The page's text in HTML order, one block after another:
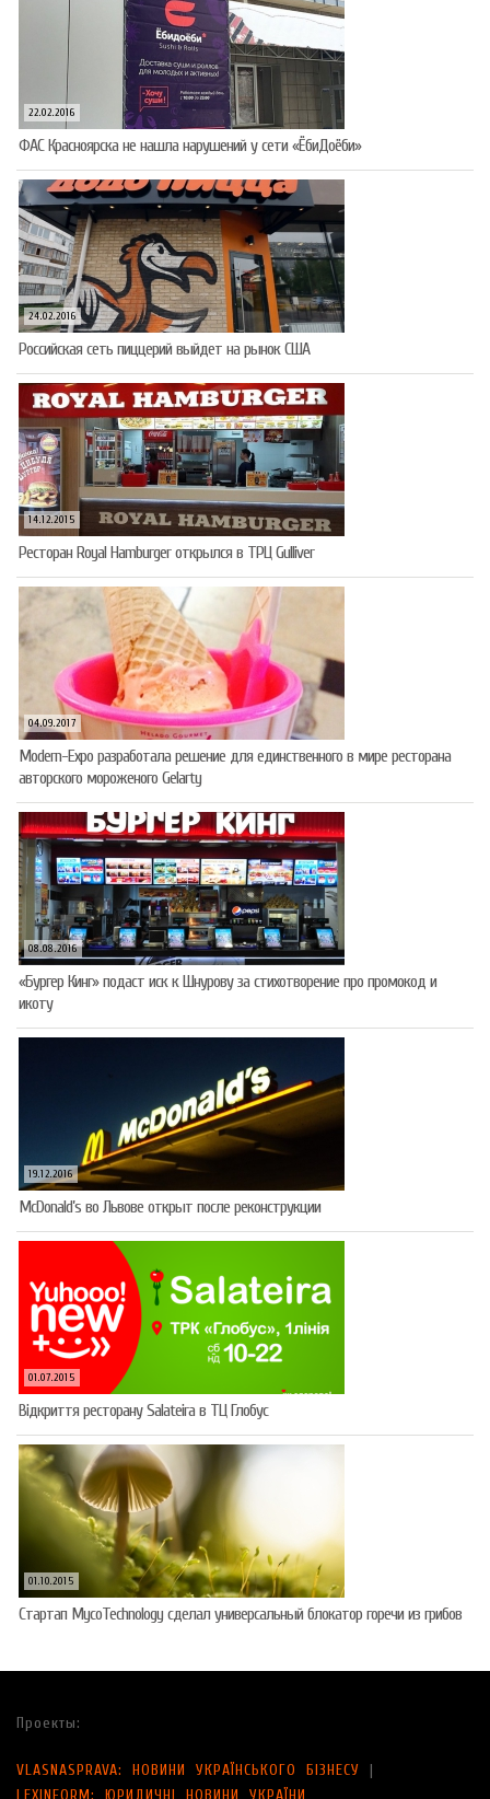
22.02.2016
ФАС Красноярска не нашла нарушений у сети «ЁбиДоёби»
24.02.2016
Российская сеть пиццерий выйдет на рынок США
14.12.2015
Ресторан Royal Hamburger открылся в ТРЦ Gulliver
04.09.2017
Modern-Expo разработала решение для единственного в мире ресторана
авторского мороженого Gelarty
08.08.2016
«Бургер Кинг» подаст иск к Шнурову за стихотворение про промокод и
икоту
19.12.2016
McDonald’s во Львове открыт после реконструкции
01.07.2015
Відкриття ресторану Salateirа в ТЦ Глобус
01.10.2015
Стартап MycoTechnology сделал универсальный блокатор горечи из грибов
Проекты:
VLASNASPRAVA: НОВИНИ УКРАЇНСЬКОГО БІЗНЕСУ |
LEXINFORM: ЮРИДИЧНІ НОВИНИ УКРАЇНИ